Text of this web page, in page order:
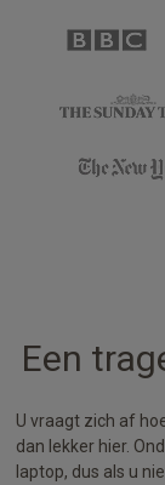
Een
U vraagt zich af
dan lekker hier.
laptop, dus als u